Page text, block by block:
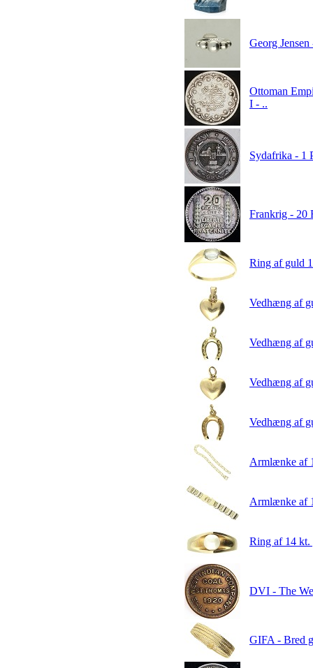
Georg
Ottoman
I - ..
Sydafrika - 1
Frankrig - 20
Ring af guld
Vedhæng af
Vedhæng af
Vedhæng af
Vedhæng af
Armlænke af
Armlænke af
Ring af 14 kt.
DVI - The
GIFA - Bred